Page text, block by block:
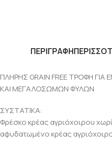
ΠΕΡΙΓΡΑΦΗ
ΠΛΗΡΗΣ GRAIN FREE ΤΡΟΦΗ
ΚΑΙ ΜΕΓΑΛΟΣΩΜΩΝ ΦΥΛΩΝ
ΣΥΣΤΑΤΙΚΑ:
Φρέσκο κρέας αγριόχοιρου
αφυδατωμένο κρέας